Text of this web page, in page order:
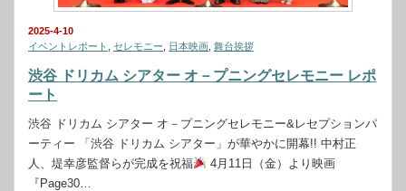
2025-4-10
イベントレポート
セレモニー 日本映画 舞台挨拶
渋谷 ドリカム シアター オ－プニングセレモニー レポ
ート
渋谷 ドリカム シアター オ－プニングセレモニー&レセプションパ
ーティー 「渋谷 ドリカム シアター」が華やかに開幕!! 中村正
人、堤幸彦監督らが完成を祝福
4月11日（金）より映画
『Page30…